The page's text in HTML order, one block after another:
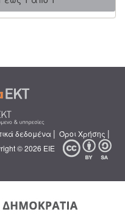
δεδομένα | Όροι Χρήσης |
© 2026 ΕΙΕ